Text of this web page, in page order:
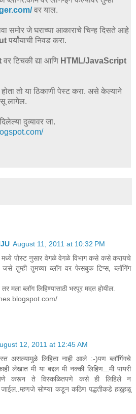
वर याल.
समोर जे घराच्या आकाराचे चिन्ह दिसते आहे
पर्यांयाची निवड करा.
वर टिचकी द्या आणि HTML/JavaScript
तो या ठिकाणी पेस्ट करा. असे केल्याने
लागेल.
दुव्यावर जा.
August 11, 2011 at 10:32 PM
पोस्ट नुसार वेगळे वेगळे विभाग कसे कसे करायचे
जसे तुम्ही तुमच्या ब्लॉग वर फेसबुक टिप्स, ब्लॉगिंग
मला ब्लॉग लिहिण्यासाठी भरपूर मदत होयील.
12, 2011 at 12:45 AM
असल्यामुळे लिहिता नाही आले :-)पण ब्लॉगिंगचे
लेखात मी या बद्दल मी नक्की लिहिण...मी पायरी
करून ते विस्कळितपणे कसे ही लिहिले न
जाईल..म्हणजे सोप्प्या कडून कठिण पद्धतीकडे हळूहळू